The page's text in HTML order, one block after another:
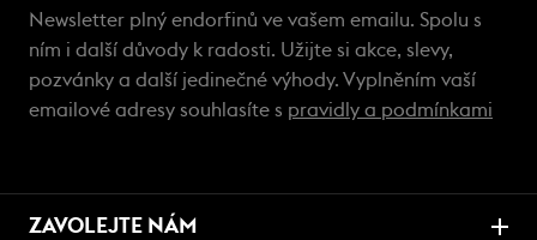
Newsletter plný endorfinů ve vašem emailu. Spolu s
ním i další důvody k radosti. Užijte si akce, slevy,
pozvánky a další jedinečné výhody. Vyplněním vaší
emailové adresy souhlasíte s pravidly a podmínkami
ZAVOLEJTE NÁM